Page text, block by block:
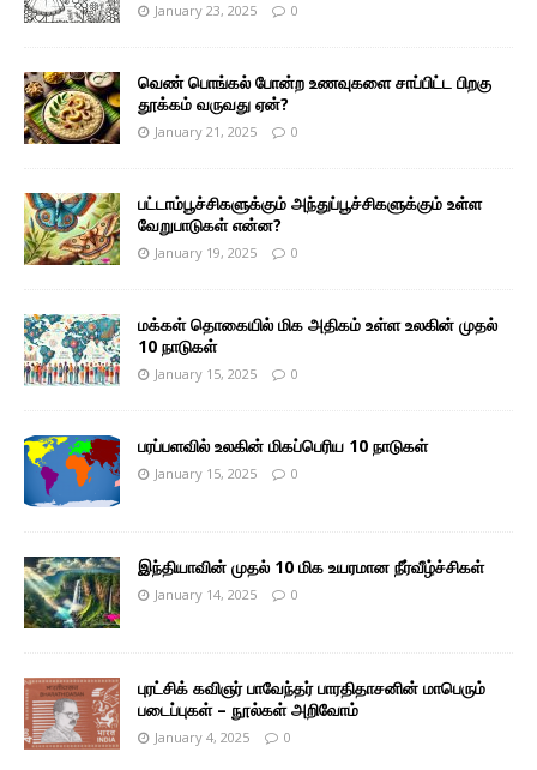
January 23, 2025 0
வெண் பொங்கல் போன்ற உணவுகளை சாப்பிட்ட பிறகு
தூக்கம் வருவது ஏன்?
January 21, 2025 0
பட்டாம்பூச்சிகளுக்கும் அந்துப்பூச்சிகளுக்கும் உள்ள
வேறுபாடுகள் என்ன?
January 19, 2025 0
மக்கள் தொகையில் மிக அதிகம் உள்ள உலகின் முதல்
10 நாடுகள்
January 15, 2025 0
பரப்பளவில் உலகின் மிகப்பெரிய 10 நாடுகள்
January 15, 2025 0
இந்தியாவின் முதல் 10 மிக உயரமான நீர்வீழ்ச்சிகள்
January 14, 2025 0
புரட்சிக் கவிஞர் பாவேந்தர் பாரதிதாசனின் மாபெரும்
படைப்புகள் – நூல்கள் அறிவோம்
January 4, 2025 0